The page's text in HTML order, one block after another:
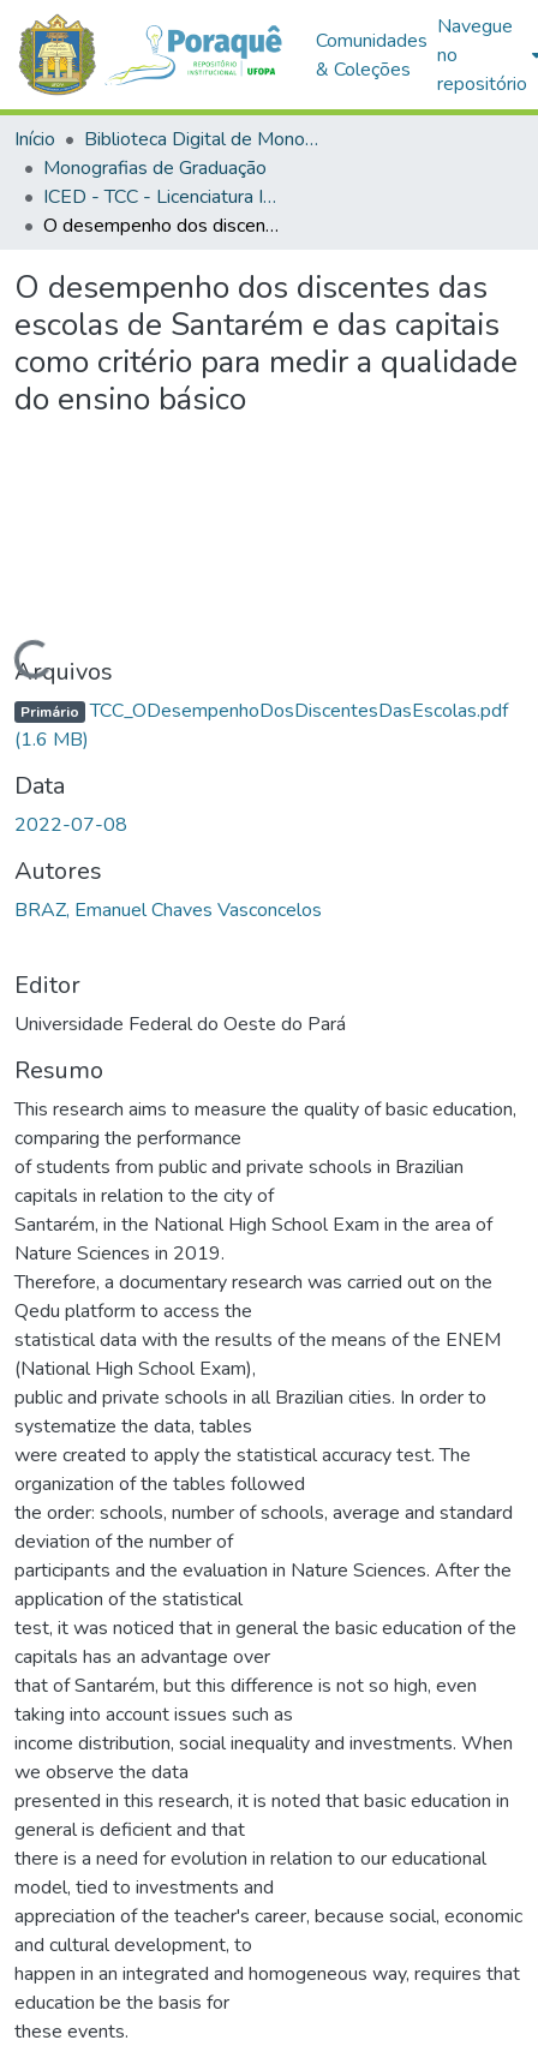
Comunidades
& Coleções
Navegue
no
repositório
Início
Biblioteca Digital de Monografias (BDM)
Monografias de Graduação
ICED - TCC - Licenciatura Integrada - Biologia e Química
O desempenho dos discentes das escolas de Santarém e das capitais como critério para medir a qualidade do ensino básico
O desempenho dos discentes das
escolas de Santarém e das capitais
como critério para medir a qualidade
do ensino básico
Carregando...
Arquivos
Primário TCC_ODesempenhoDosDiscentesDasEscolas.pdf
(1.6 MB)
Data
2022-07-08
Autores
BRAZ, Emanuel Chaves Vasconcelos
Editor
Universidade Federal do Oeste do Pará
Resumo
This research aims to measure the quality of basic education,
comparing the performance
of students from public and private schools in Brazilian
capitals in relation to the city of
Santarém, in the National High School Exam in the area of
Nature Sciences in 2019.
Therefore, a documentary research was carried out on the
Qedu platform to access the
statistical data with the results of the means of the ENEM
(National High School Exam),
public and private schools in all Brazilian cities. In order to
systematize the data, tables
were created to apply the statistical accuracy test. The
organization of the tables followed
the order: schools, number of schools, average and standard
deviation of the number of
participants and the evaluation in Nature Sciences. After the
application of the statistical
test, it was noticed that in general the basic education of the
capitals has an advantage over
that of Santarém, but this difference is not so high, even
taking into account issues such as
income distribution, social inequality and investments. When
we observe the data
presented in this research, it is noted that basic education in
general is deficient and that
there is a need for evolution in relation to our educational
model, tied to investments and
appreciation of the teacher's career, because social, economic
and cultural development, to
happen in an integrated and homogeneous way, requires that
education be the basis for
these events.